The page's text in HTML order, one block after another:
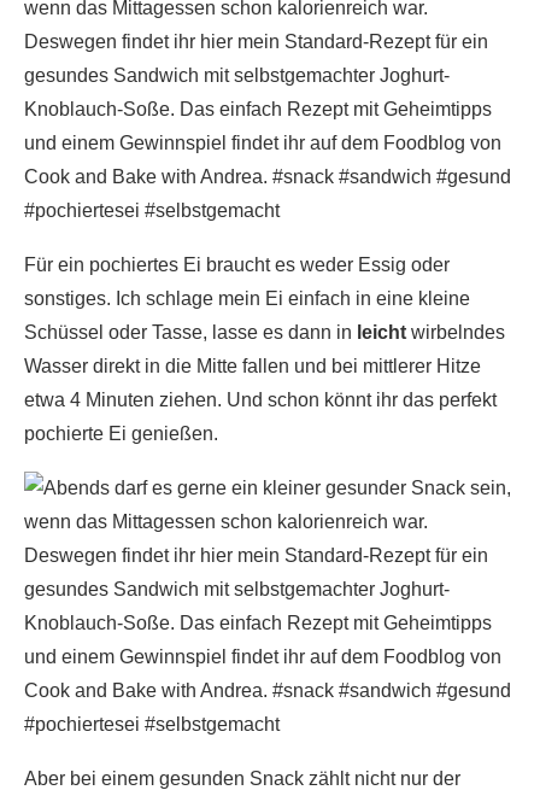
Für ein pochiertes Ei braucht es weder Essig oder
sonstiges. Ich schlage mein Ei einfach in eine kleine
Schüssel oder Tasse, lasse es dann in leicht wirbelndes
Wasser direkt in die Mitte fallen und bei mittlerer Hitze
etwa 4 Minuten ziehen. Und schon könnt ihr das perfekt
pochierte Ei genießen.
Aber bei einem gesunden Snack zählt nicht nur der